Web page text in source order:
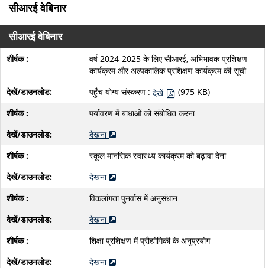
सीआरई वेबिनार
सीआरई वेबिनार
वर्ष 2024-2025 के लिए सीआरई, अभिभावक प्रशिक्षण
कार्यक्रम और अल्पकालिक प्रशिक्षण कार्यक्रम की सूची
पहुँच योग्य संस्करण : देखें
(975 KB)
पर्यावरण में बाधाओं को संबोधित करना
देखना
स्कूल मानसिक स्वास्थ्य कार्यक्रम को बढ़ावा देना
देखना
विकलांगता पुनर्वास में अनुसंधान
देखना
शिक्षा प्रशिक्षण में प्रौद्योगिकी के अनुप्रयोग
देखना